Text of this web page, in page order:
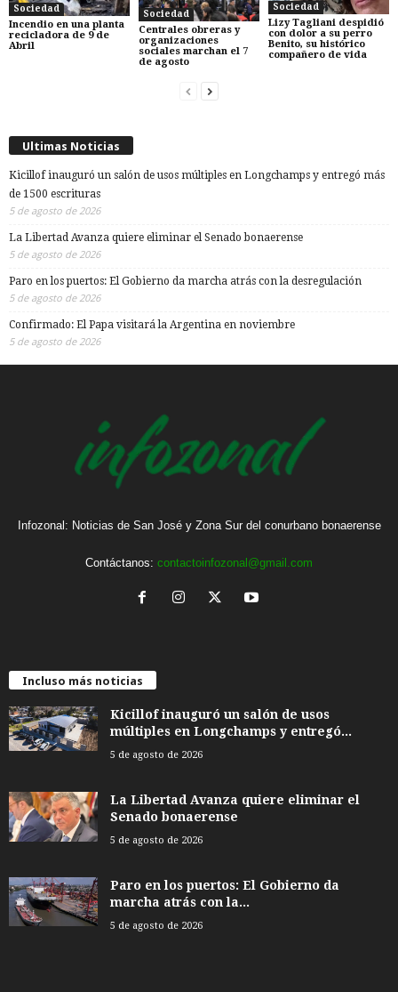
Sociedad
Incendio en una planta
recicladora de 9 de
Abril
Sociedad
Centrales obreras y
organizaciones
sociales marchan el 7
de agosto
Sociedad
Lizy Tagliani despidió
con dolor a su perro
Benito, su histórico
compañero de vida
Ultimas Noticias
Kicillof inauguró un salón de usos múltiples en Longchamps y entregó más
de 1500 escrituras
5 de agosto de 2026
La Libertad Avanza quiere eliminar el Senado bonaerense
5 de agosto de 2026
Paro en los puertos: El Gobierno da marcha atrás con la desregulación
5 de agosto de 2026
Confirmado: El Papa visitará la Argentina en noviembre
5 de agosto de 2026
Infozonal: Noticias de San José y Zona Sur del conurbano bonaerense
Contáctanos: contactoinfozonal@gmail.com
Incluso más noticias
Kicillof inauguró un salón de usos
múltiples en Longchamps y entregó...
5 de agosto de 2026
La Libertad Avanza quiere eliminar el
Senado bonaerense
5 de agosto de 2026
Paro en los puertos: El Gobierno da
marcha atrás con la...
5 de agosto de 2026